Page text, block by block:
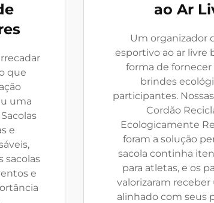
que
uma
e
sacolas
e
ao Ar
Um organizador
esportivo ao ar livre
forma de fornecer
brindes
participantes.
Cordão
Ecologicamente
foram a solução
sacola continha
para atletas, e os
valorizaram
alinhado com seus